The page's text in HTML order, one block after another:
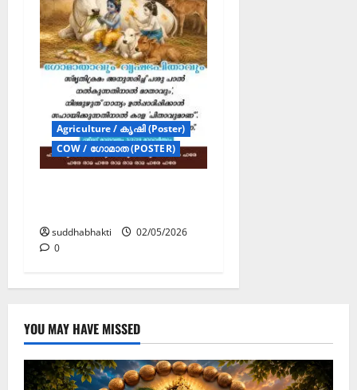
Agriculture / കൃഷി (Poster)
COW / ഗോമാത (POSTER)
suddhabhakti
02/05/2026
0
YOU MAY HAVE MISSED